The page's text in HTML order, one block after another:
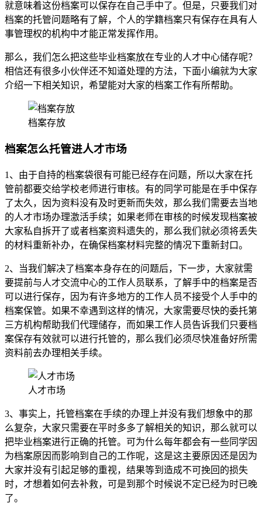
就意味着这份档案可以保存在自己手中了。但是，只要我们对
档案的托管问题略有了解，个人的学籍档案只有保存在具有人
事管理权的机构中才能正常发挥作用。
那么，我们怎么把这些毕业档案放在专业的人才中心储存呢？
相信还有很多小伙伴还不知道处理的方法，下面小编就为大家
介绍一下相关知识，希望能对大家的档案工作有所帮助。
档案存放
档案怎么托管进人才市场
1、由于自持的档案袋很有可能已经存在问题，所以大家在托
管前都要交给学校老师进行审核。有的同学可能是在手中保存
了太久，因为资料没有及时更新而失效，那么我们需要去当地
的人才市场办理激活手续；如果老师在审核的时候发现档案被
大家私自拆开了或者档案资料遗失的，那么我们就必须将丢失
的材料重新补办，在确保档案材料完整的情况下重新封口。
2、当我们解决了档案本身存在的问题后，下一步，大家就需
要提前与人才交流中心的工作人员联系，了解手中的档案是否
可以进行保存，因为有许多地方的工作人员不接受个人手中的
档案保管。如果不幸遇到这样的情况，大家需要尽快的委托第
三方机构帮助我们代理储存，而如果工作人员告诉我们只要档
案保存有效就可以进行托管的，那么我们必须尽快准备好所需
资料前去办理相关手续。
人才市场
3、事实上，托管档案在手续的办理上并没有我们想象中的那
么复杂，大家只需要在平时多多了解相关的知识，那么就可以
把毕业档案进行正确的托管。可为什么每年都会有一些同学因
为档案原因而影响到自己的工作呢，这是这主要原因还是因为
大家并没有引起足够的重视，结果等到造成不可挽回的损失
时，才想着如何去补救，可是到那个时候说不定已经为时已晚
了。